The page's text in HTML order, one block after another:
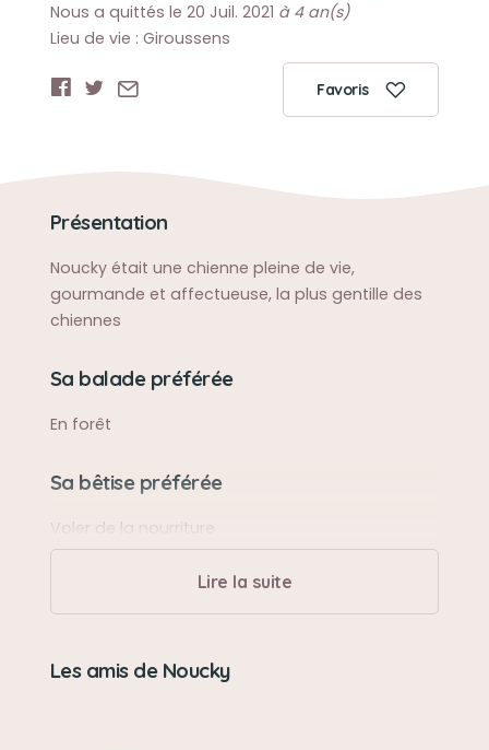
Nous a quittés le 20 Juil. 2021 à 4 an(s)
Lieu de vie : Giroussens
Favoris
Présentation
Noucky était une chienne pleine de vie,
gourmande et affectueuse, la plus gentille des
chiennes
Sa balade préférée
En forêt
Sa bêtise préférée
Voler de la nourriture
Lire la suite
Les amis de Noucky